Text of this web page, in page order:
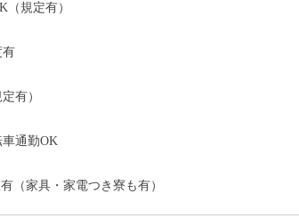
規定有）
有）
通勤OK
（家具・家電つき寮も有）